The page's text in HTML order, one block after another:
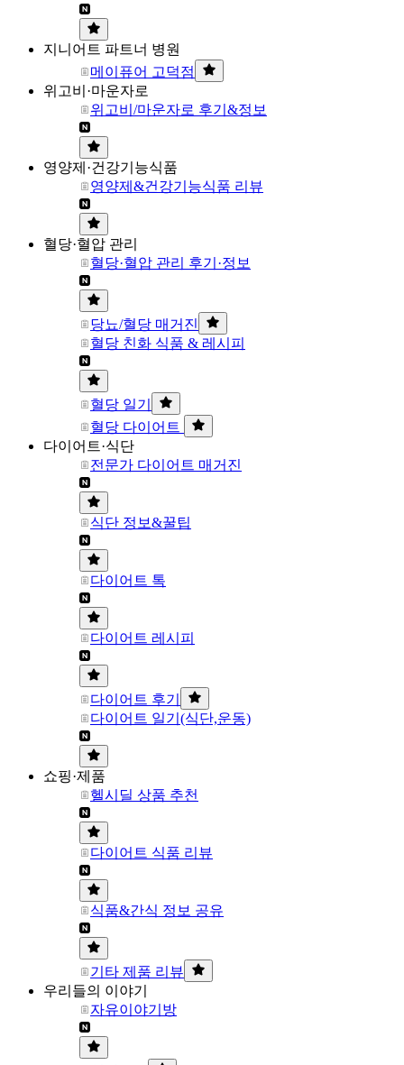
지니어트 파트너 병원
메이퓨어 고덕점
위고비·마운자로
위고비/마운자로 후기&정보
영양제·건강기능식품
영양제&건강기능식품 리뷰
혈당·혈압 관리
혈당·혈압 관리 후기·정보
당뇨/혈당 매거진
혈당 친화 식품 & 레시피
혈당 일기
혈당 다이어트
다이어트·식단
전문가 다이어트 매거진
식단 정보&꿀팁
다이어트 톡
다이어트 레시피
다이어트 후기
다이어트 일기(식단,운동)
쇼핑·제품
헬시딜 상품 추천
다이어트 식품 리뷰
식품&간식 정보 공유
기타 제품 리뷰
우리들의 이야기
자유이야기방